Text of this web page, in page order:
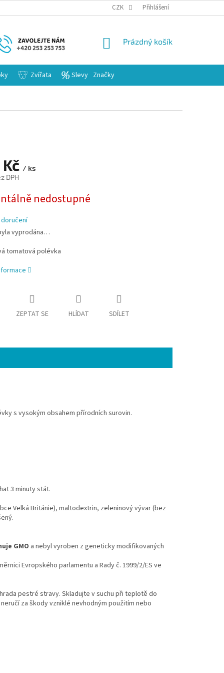
CZK Přihlášení
NÁKUPNÍ
Prázdný košík
Zvířata Slevy Značky
/ ks
DPH
nedostupné
vyprodána…
tomatová polévka
ZEPTAT SE HLÍDAT SDÍLET
s vysokým obsahem přírodních surovin.
3 minuty stát.
Velká Británie), maltodextrin, zeleninový vývar (bez
GMO a nebyl vyroben z geneticky modifikovaných
Evropského parlamentu a Rady č. 1999/2/ES ve
pestré stravy. Skladujte v suchu při teplotě do
za škody vzniklé nevhodným použitím nebo